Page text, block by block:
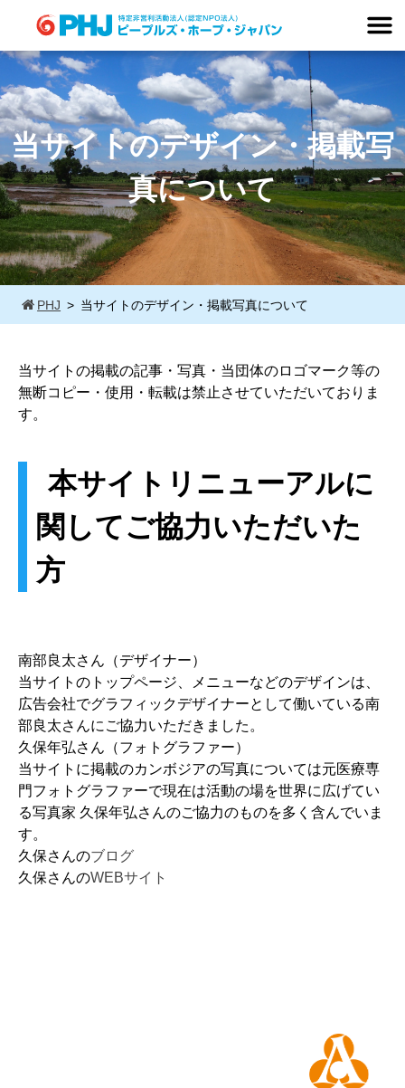
content
当サイトのデザイン・掲載写
真について
PHJ 当サイトのデザイン・掲載写真について
当サイトの掲載の記事・写真・当団体のロゴマーク等の
無断コピー・使用・転載は禁止させていただいておりま
す。
本サイトリニューアルに
関してご協力いただいた
方
南部良太さん（デザイナー）
当サイトのトップページ、メニューなどのデザインは、
広告会社でグラフィックデザイナーとして働いている南
部良太さんにご協力いただきました。
久保年弘さん（フォトグラファー）
当サイトに掲載のカンボジアの写真については元医療専
門フォトグラファーで現在は活動の場を世界に広げてい
る写真家 久保年弘さんのご協力のものを多く含んでいま
す。
久保さんのブログ
久保さんのWEBサイト